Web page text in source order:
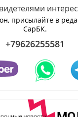
присылайте в
СарБК.
+79626255581